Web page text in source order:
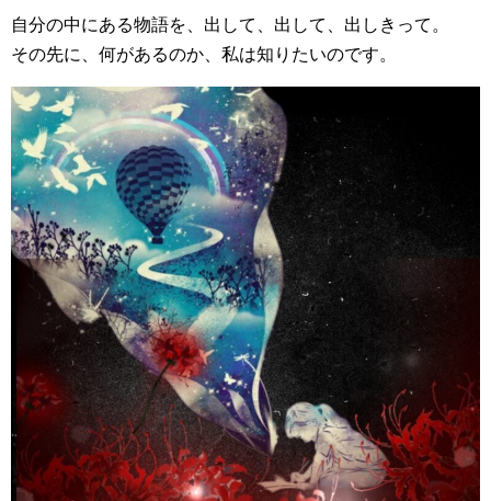
自分の中にある物語を、出して、出して、出しきって。
その先に、何があるのか、私は知りたいのです。